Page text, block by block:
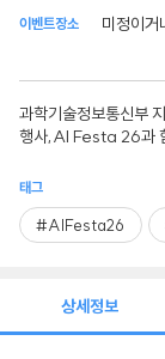
이벤트장소 미정이거
과학기술정보통신부
행사,AI Festa 26과
태그
#AIFesta26
상세정보